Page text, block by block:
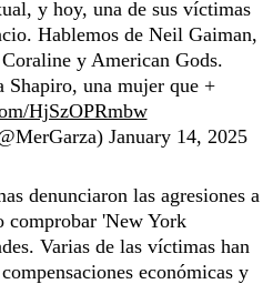
y hoy, una de sus víctimas
Hablemos de Neil Gaiman,
y American Gods.
Shapiro, una mujer que +
HjSzOPRmbw
January 14, 2025
denunciaron las agresiones a
comprobar 'New York
Varias de las víctimas han
económicas y